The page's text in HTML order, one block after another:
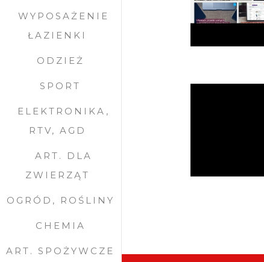
WYPOSAŻENIE
ŁAZIENKI
ODZIEŻ
SPORT
ELEKTRONIKA,
RTV, AGD
ART. DLA
ZWIERZĄT
OGRÓD, ROŚLINY
CHEMIA
ART. SPOŻYWCZE